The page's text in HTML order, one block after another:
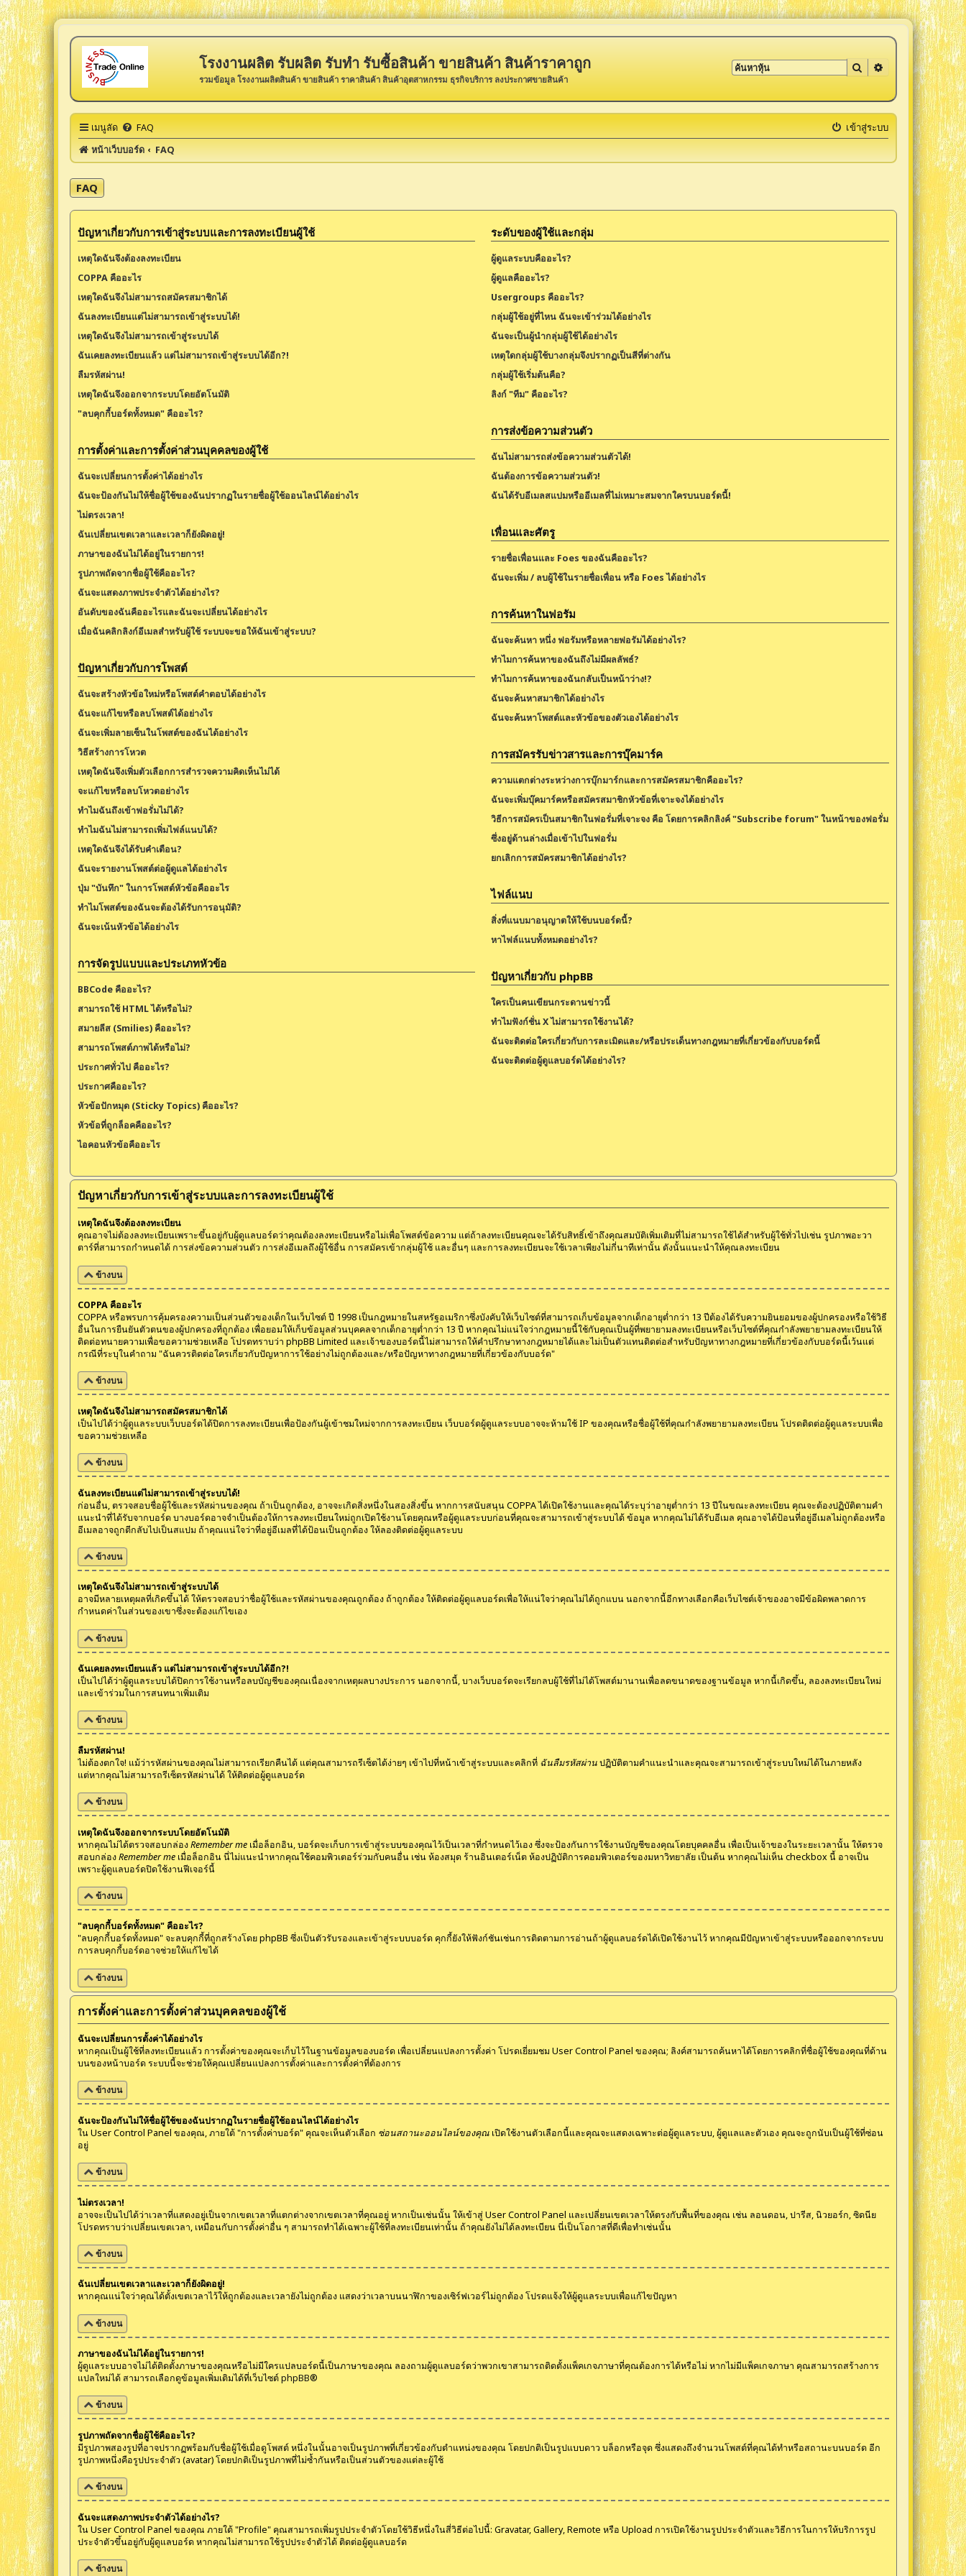
โรงงานผลิต รับผลิต รับทำ รับซื้อสินค้า ขายสินค้า สินค้าราคาถูก
รวมข้อมูล โรงงานผลิตสินค้า ขายสินค้า ราคาสินค้า สินค้าอุตสาหกรรม ธุรกิจบริการ ลงประกาศขายสินค้า
ค้นหา การค้นหาขั้นสูง
เมนูลัด FAQ
เข้าสู่ระบบ
หน้าเว็บบอร์ด
FAQ
FAQ
ปัญหาเกี่ยวกับการเข้าสู่ระบบและการลงทะเบียนผู้ใช้
เหตุใดฉันจึงต้องลงทะเบียน
COPPA คืออะไร
เหตุใดฉันจึงไม่สามารถสมัครสมาชิกได้
ฉันลงทะเบียนแต่ไม่สามารถเข้าสู่ระบบได้!
เหตุใดฉันจึงไม่สามารถเข้าสู่ระบบได้
ฉันเคยลงทะเบียนแล้ว แต่ไม่สามารถเข้าสู่ระบบได้อีก?!
ลืมรหัสผ่าน!
เหตุใดฉันจึงออกจากระบบโดยอัตโนมัติ
"ลบคุกกี้บอร์ดทั้งหมด" คืออะไร?
การตั้งค่าและการตั้งค่าส่วนบุคคลของผู้ใช้
ฉันจะเปลี่ยนการตั้งค่าได้อย่างไร
ฉันจะป้องกันไม่ให้ชื่อผู้ใช้ของฉันปรากฏในรายชื่อผู้ใช้ออนไลน์ได้อย่างไร
ไม่ตรงเวลา!
ฉันเปลี่ยนเขตเวลาและเวลาก็ยังผิดอยู่!
ภาษาของฉันไม่ได้อยู่ในรายการ!
รูปภาพถัดจากชื่อผู้ใช้คืออะไร?
ฉันจะแสดงภาพประจำตัวได้อย่างไร?
อันดับของฉันคืออะไรและฉันจะเปลี่ยนได้อย่างไร
เมื่อฉันคลิกลิงก์อีเมลสำหรับผู้ใช้ ระบบจะขอให้ฉันเข้าสู่ระบบ?
ปัญหาเกี่ยวกับการโพสต์
ฉันจะสร้างหัวข้อใหม่หรือโพสต์คำตอบได้อย่างไร
ฉันจะแก้ไขหรือลบโพสต์ได้อย่างไร
ฉันจะเพิ่มลายเซ็นในโพสต์ของฉันได้อย่างไร
วิธีสร้างการโหวต
เหตุใดฉันจึงเพิ่มตัวเลือกการสำรวจความคิดเห็นไม่ได้
จะแก้ไขหรือลบโหวตอย่างไร
ทำไมฉันถึงเข้าฟอรั่มไม่ได้?
ทำไมฉันไม่สามารถเพิ่มไฟล์แนบได้?
เหตุใดฉันจึงได้รับคำเตือน?
ฉันจะรายงานโพสต์ต่อผู้ดูแลได้อย่างไร
ปุ่ม "บันทึก" ในการโพสต์หัวข้อคืออะไร
ทำไมโพสต์ของฉันจะต้องได้รับการอนุมัติ?
ฉันจะเน้นหัวข้อได้อย่างไร
การจัดรูปแบบและประเภทหัวข้อ
BBCode คืออะไร?
สามารถใช้ HTML ได้หรือไม่?
สมายลีส (Smilies) คืออะไร?
สามารถโพสต์ภาพได้หรือไม่?
ประกาศทั่วไป คืออะไร?
ประกาศคืออะไร?
หัวข้อปักหมุด (Sticky Topics) คืออะไร?
หัวข้อที่ถูกล็อคคืออะไร?
ไอคอนหัวข้อคืออะไร
ระดับของผู้ใช้และกลุ่ม
ผู้ดูแลระบบคืออะไร?
ผู้ดูแลคืออะไร?
Usergroups คืออะไร?
กลุ่มผู้ใช้อยู่ที่ไหน ฉันจะเข้าร่วมได้อย่างไร
ฉันจะเป็นผู้นำกลุ่มผู้ใช้ได้อย่างไร
เหตุใดกลุ่มผู้ใช้บางกลุ่มจึงปรากฏเป็นสีที่ต่างกัน
กลุ่มผู้ใช้เริ่มต้นคือ?
ลิงก์ "ทีม" คืออะไร?
การส่งข้อความส่วนตัว
ฉันไม่สามารถส่งข้อความส่วนตัวได้!
ฉันต้องการข้อความส่วนตัว!
ฉันได้รับอีเมลสแปมหรืออีเมลที่ไม่เหมาะสมจากใครบนบอร์ดนี้!
เพื่อนและศัตรู
รายชื่อเพื่อนและ Foes ของฉันคืออะไร?
ฉันจะเพิ่ม / ลบผู้ใช้ในรายชื่อเพื่อน หรือ Foes ได้อย่างไร
การค้นหาในฟอรัม
ฉันจะค้นหา หนึ่ง ฟอรัมหรือหลายฟอรัมได้อย่างไร?
ทำไมการค้นหาของฉันถึงไม่มีผลลัพธ์?
ทำไมการค้นหาของฉันกลับเป็นหน้าว่าง!?
ฉันจะค้นหาสมาชิกได้อย่างไร
ฉันจะค้นหาโพสต์และหัวข้อของตัวเองได้อย่างไร
การสมัครรับข่าวสารและการบุ๊คมาร์ค
ความแตกต่างระหว่างการบุ๊กมาร์กและการสมัครสมาชิกคืออะไร?
ฉันจะเพิ่มบุ๊คมาร์คหรือสมัครสมาชิกหัวข้อที่เจาะจงได้อย่างไร
วิธีการสมัครเป็นสมาชิกในฟอรั่มที่เจาะจง คือ โดยการคลิกลิงค์ "Subscribe forum" ในหน้าของฟอรั่ม
ซึ่งอยู่ด้านล่างเมื่อเข้าไปในฟอรั่ม
ยกเลิกการสมัครสมาชิกได้อย่างไร?
ไฟล์แนบ
สิ่งที่แนบมาอนุญาตให้ใช้บนบอร์ดนี้?
หาไฟล์แนบทั้งหมดอย่างไร?
ปัญหาเกี่ยวกับ phpBB
ใครเป็นคนเขียนกระดานข่าวนี้
ทำไมฟังก์ชั่น X ไม่สามารถใช้งานได้?
ฉันจะติดต่อใครเกี่ยวกับการละเมิดและ/หรือประเด็นทางกฎหมายที่เกี่ยวข้องกับบอร์ดนี้
ฉันจะติดต่อผู้ดูแลบอร์ดได้อย่างไร?
ปัญหาเกี่ยวกับการเข้าสู่ระบบและการลงทะเบียนผู้ใช้
เหตุใดฉันจึงต้องลงทะเบียน
คุณอาจไม่ต้องลงทะเบียนเพราะขึ้นอยู่กับผู้ดูแลบอร์ดว่าคุณต้องลงทะเบียนหรือไม่เพื่อโพสต์ข้อความ แต่ถ้าลงทะเบียนคุณจะได้รับสิทธิ์เข้าถึงคุณสมบัติเพิ่มเติมที่ไม่สามารถใช้ได้สำหรับผู้ใช้ทั่วไปเช่น รูปภาพอะวา
ตาร์ที่สามารถกำหนดได้ การส่งข้อความส่วนตัว การส่งอีเมลถึงผู้ใช้อื่น การสมัครเข้ากลุ่มผู้ใช้ และอื่นๆ และการลงทะเบียนจะใช้เวลาเพียงไม่กี่นาทีเท่านั้น ดังนั้นแนะนำให้คุณลงทะเบียน
ข้างบน
COPPA คืออะไร
COPPA หรือพรบการคุ้มครองความเป็นส่วนตัวของเด็กในเว็บไซต์ ปี 1998 เป็นกฎหมายในสหรัฐอเมริกาซึ่งบังคับให้เว็บไซต์ที่สามารถเก็บข้อมูลจากเด็กอายุต่ำกว่า 13 ปีต้องได้รับความยินยอมของผู้ปกครองหรือใช้วิธี
อื่นในการยืนยันตัวตนของผู้ปกครองที่ถูกต้อง เพื่อยอมให้เก็บข้อมูลส่วนบุคคลจากเด็กอายุต่ำกว่า 13 ปี หากคุณไม่แน่ใจว่ากฎหมายนี้ใช้กับคุณเป็นผู้ที่พยายามลงทะเบียนหรือเว็บไซต์ที่คุณกำลังพยายามลงทะเบียนให้
ติดต่อทนายความเพื่อขอความช่วยเหลือ โปรดทราบว่า phpBB Limited และเจ้าของบอร์ดนี้ไม่สามารถให้คำปรึกษาทางกฎหมายได้และไม่เป็นตัวแทนติดต่อสำหรับปัญหาทางกฎหมายที่เกี่ยวข้องกับบอร์ดนี้เว้นแต่
กรณีที่ระบุในคำถาม "ฉันควรติดต่อใครเกี่ยวกับปัญหาการใช้อย่างไม่ถูกต้องและ/หรือปัญหาทางกฎหมายที่เกี่ยวข้องกับบอร์ด"
ข้างบน
เหตุใดฉันจึงไม่สามารถสมัครสมาชิกได้
เป็นไปได้ว่าผู้ดูแลระบบเว็บบอร์ดได้ปิดการลงทะเบียนเพื่อป้องกันผู้เข้าชมใหม่จากการลงทะเบียน เว็บบอร์ดผู้ดูแลระบบอาจจะห้ามใช้ IP ของคุณหรือชื่อผู้ใช้ที่คุณกำลังพยายามลงทะเบียน โปรดติดต่อผู้ดูแลระบบเพื่อ
ขอความช่วยเหลือ
ข้างบน
ฉันลงทะเบียนแต่ไม่สามารถเข้าสู่ระบบได้!
ก่อนอื่น, ตรวจสอบชื่อผู้ใช้และรหัสผ่านของคุณ ถ้าเป็นถูกต้อง, อาจจะเกิดสิ่งหนึ่งในสองสิ่งขึ้น หากการสนับสนุน COPPA ได้เปิดใช้งานและคุณได้ระบุว่าอายุต่ำกว่า 13 ปีในขณะลงทะเบียน คุณจะต้องปฏิบัติตามคำ
แนะนำที่ได้รับจากบอร์ด บางบอร์ดอาจจำเป็นต้องให้การลงทะเบียนใหม่ถูกเปิดใช้งานโดยคุณหรือผู้ดูแลระบบก่อนที่คุณจะสามารถเข้าสู่ระบบได้ ข้อมูล หากคุณไม่ได้รับอีเมล คุณอาจได้ป้อนที่อยู่อีเมลไม่ถูกต้องหรือ
อีเมลอาจถูกตีกลับไปเป็นสแปม ถ้าคุณแน่ใจว่าที่อยู่อีเมลที่ได้ป้อนเป็นถูกต้อง ให้ลองติดต่อผู้ดูแลระบบ
ข้างบน
เหตุใดฉันจึงไม่สามารถเข้าสู่ระบบได้
อาจมีหลายเหตุผลที่เกิดขึ้นได้ ให้ตรวจสอบว่าชื่อผู้ใช้และรหัสผ่านของคุณถูกต้อง ถ้าถูกต้อง ให้ติดต่อผู้ดูแลบอร์ดเพื่อให้แน่ใจว่าคุณไม่ได้ถูกแบน นอกจากนี้อีกทางเลือกคือเว็บไซต์เจ้าของอาจมีข้อผิดพลาดการ
กำหนดค่าในส่วนของเขาซึ่งจะต้องแก้ไขเอง
ข้างบน
ฉันเคยลงทะเบียนแล้ว แต่ไม่สามารถเข้าสู่ระบบได้อีก?!
เป็นไปได้ว่าผู้ดูแลระบบได้ปิดการใช้งานหรือลบบัญชีของคุณเนื่องจากเหตุผลบางประการ นอกจากนี้, บางเว็บบอร์ดจะเรียกลบผู้ใช้ที่ไม่ได้โพสต์มานานเพื่อลดขนาดของฐานข้อมูล หากนี้เกิดขึ้น, ลองลงทะเบียนใหม่
และเข้าร่วมในการสนทนาเพิ่มเติม
ข้างบน
ลืมรหัสผ่าน!
ไม่ต้องตกใจ! แม้ว่ารหัสผ่านของคุณไม่สามารถเรียกคืนได้ แต่คุณสามารถรีเซ็ตได้ง่ายๆ เข้าไปที่หน้าเข้าสู่ระบบและคลิกที่ ฉันลืมรหัสผ่านปฏิบัติตามคำแนะนำและคุณจะสามารถเข้าสู่ระบบใหม่ได้ในภายหลัง
แต่หากคุณไม่สามารถรีเซ็ตรหัสผ่านได้ ให้ติดต่อผู้ดูแลบอร์ด
ข้างบน
เหตุใดฉันจึงออกจากระบบโดยอัตโนมัติ
หากคุณไม่ได้ตรวจสอบกล่องRemember meเมื่อล็อกอิน, บอร์ดจะเก็บการเข้าสู่ระบบของคุณไว้เป็นเวลาที่กำหนดไว้เอง ซึ่งจะป้องกันการใช้งานบัญชีของคุณโดยบุคคลอื่น เพื่อเป็นเจ้าของในระยะเวลานั้น ให้ตรวจ
สอบกล่องRemember meเมื่อล็อกอิน นี่ไม่แนะนำหากคุณใช้คอมพิวเตอร์ร่วมกับคนอื่น เช่น ห้องสมุด ร้านอินเตอร์เน็ต ห้องปฏิบัติการคอมพิวเตอร์ของมหาวิทยาลัย เป็นต้น หากคุณไม่เห็น checkbox นี้ อาจเป็น
เพราะผู้ดูแลบอร์ดปิดใช้งานฟีเจอร์นี้
ข้างบน
"ลบคุกกี้บอร์ดทั้งหมด" คืออะไร?
"ลบคุกกี้บอร์ดทั้งหมด" จะลบคุกกี้ที่ถูกสร้างโดย phpBB ซึ่งเป็นตัวรับรองและเข้าสู่ระบบบอร์ด คุกกี้ยังให้ฟังก์ชันเช่นการติดตามการอ่านถ้าผู้ดูแลบอร์ดได้เปิดใช้งานไว้ หากคุณมีปัญหาเข้าสู่ระบบหรือออกจากระบบ
การลบคุกกี้บอร์ดอาจช่วยให้แก้ไขได้
ข้างบน
การตั้งค่าและการตั้งค่าส่วนบุคคลของผู้ใช้
ฉันจะเปลี่ยนการตั้งค่าได้อย่างไร
หากคุณเป็นผู้ใช้ที่ลงทะเบียนแล้ว การตั้งค่าของคุณจะเก็บไว้ในฐานข้อมูลของบอร์ด เพื่อเปลี่ยนแปลงการตั้งค่า โปรดเยี่ยมชม User Control Panel ของคุณ; ลิงค์สามารถค้นหาได้โดยการคลิกที่ชื่อผู้ใช้ของคุณที่ด้าน
บนของหน้าบอร์ด ระบบนี้จะช่วยให้คุณเปลี่ยนแปลงการตั้งค่าและการตั้งค่าที่ต้องการ
ข้างบน
ฉันจะป้องกันไม่ให้ชื่อผู้ใช้ของฉันปรากฏในรายชื่อผู้ใช้ออนไลน์ได้อย่างไร
ใน User Control Panel ของคุณ, ภายใต้ "การตั้งค่าบอร์ด" คุณจะเห็นตัวเลือก ซ่อนสถานะออนไลน์ของคุณเปิดใช้งานตัวเลือกนี้และคุณจะแสดงเฉพาะต่อผู้ดูแลระบบ, ผู้ดูแลและตัวเอง คุณจะถูกนับเป็นผู้ใช้ที่ซ่อน
อยู่
ข้างบน
ไม่ตรงเวลา!
อาจจะเป็นไปได้ว่าเวลาที่แสดงอยู่เป็นจากเขตเวลาที่แตกต่างจากเขตเวลาที่คุณอยู่ หากเป็นเช่นนั้น ให้เข้าสู่ User Control Panel และเปลี่ยนเขตเวลาให้ตรงกับพื้นที่ของคุณ เช่น ลอนดอน, ปารีส, นิวยอร์ก, ซิดนีย
โปรดทราบว่าเปลี่ยนเขตเวลา, เหมือนกับการตั้งค่าอื่น ๆ สามารถทำได้เฉพาะผู้ใช้ที่ลงทะเบียนเท่านั้น ถ้าคุณยังไม่ได้ลงทะเบียน นี่เป็นโอกาสที่ดีเพื่อทำเช่นนั้น
ข้างบน
ฉันเปลี่ยนเขตเวลาและเวลาก็ยังผิดอยู่!
หากคุณแน่ใจว่าคุณได้ตั้งเขตเวลาไว้ให้ถูกต้องและเวลายังไม่ถูกต้อง แสดงว่าเวลาบนนาฬิกาของเซิร์ฟเวอร์ไม่ถูกต้อง โปรดแจ้งให้ผู้ดูแลระบบเพื่อแก้ไขปัญหา
ข้างบน
ภาษาของฉันไม่ได้อยู่ในรายการ!
ผู้ดูแลระบบอาจไม่ได้ติดตั้งภาษาของคุณหรือไม่มีใครแปลบอร์ดนี้เป็นภาษาของคุณ ลองถามผู้ดูแลบอร์ดว่าพวกเขาสามารถติดตั้งแพ็คเกจภาษาที่คุณต้องการได้หรือไม่ หากไม่มีแพ็คเกจภาษา คุณสามารถสร้างการ
แปลใหม่ได้ สามารถเลือกดูข้อมูลเพิ่มเติมได้ที่เว็บไซต์phpBB®
ข้างบน
รูปภาพถัดจากชื่อผู้ใช้คืออะไร?
มีรูปภาพสองรูปที่อาจปรากฏพร้อมกับชื่อผู้ใช้เมื่อดูโพสต์ หนึ่งในนั้นอาจเป็นรูปภาพที่เกี่ยวข้องกับตำแหน่งของคุณ โดยปกติเป็นรูปแบบดาว บล็อกหรือจุด ซึ่งแสดงถึงจำนวนโพสต์ที่คุณได้ทำหรือสถานะบนบอร์ด อีก
รูปภาพหนึ่งคือรูปประจำตัว (avatar) โดยปกติเป็นรูปภาพที่ไม่ซ้ำกันหรือเป็นส่วนตัวของแต่ละผู้ใช้
ข้างบน
ฉันจะแสดงภาพประจำตัวได้อย่างไร?
ใน User Control Panel ของคุณ ภายใต้ "Profile" คุณสามารถเพิ่มรูปประจำตัวโดยใช้วิธีหนึ่งในสี่วิธีต่อไปนี้: Gravatar, Gallery, Remote หรือ Upload การเปิดใช้งานรูปประจำตัวและวิธีการในการให้บริการรูป
ประจำตัวขึ้นอยู่กับผู้ดูแลบอร์ด หากคุณไม่สามารถใช้รูปประจำตัวได้ ติดต่อผู้ดูแลบอร์ด
ข้างบน